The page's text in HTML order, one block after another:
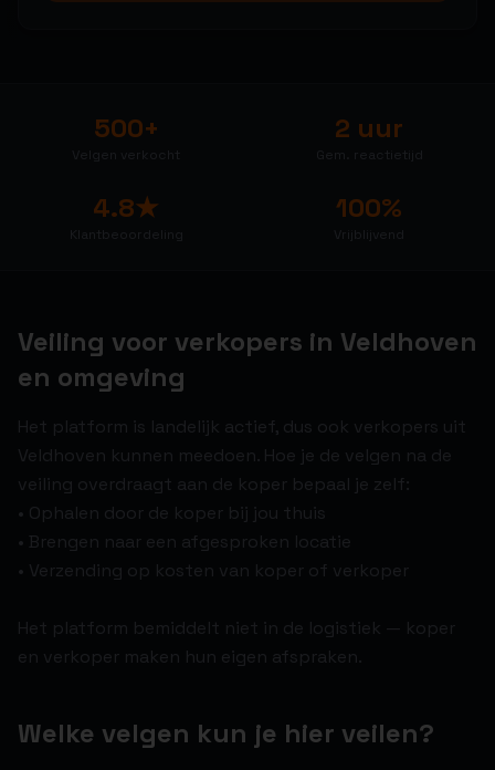
500+ 2 uur
4.8★ 100%
Veiling voor verkopers in Veldhoven
en omgeving
Het platform is landelijk actief, dus ook verkopers uit
Veldhoven kunnen meedoen. Hoe je de velgen na de
veiling overdraagt aan de koper bepaal je zelf:
• Ophalen door de koper bij jou thuis
• Brengen naar een afgesproken locatie
• Verzending op kosten van koper of verkoper
Het platform bemiddelt niet in de logistiek — koper
en verkoper maken hun eigen afspraken.
Welke velgen kun je hier veilen?